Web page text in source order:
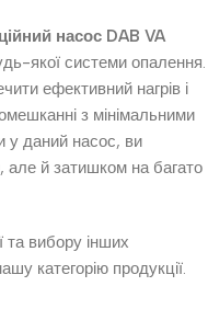
насос DAB VA
якої системи опалення.
ефективний нагрів і
з мінімальними
у даний насос, ви
але й затишком на багато
та вибору інших
категорію продукції.